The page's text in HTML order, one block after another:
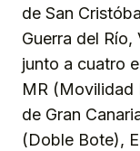
de San
Guerra del
junto a cuatro
MR (Movilidad
de Gran
(Doble Bote),